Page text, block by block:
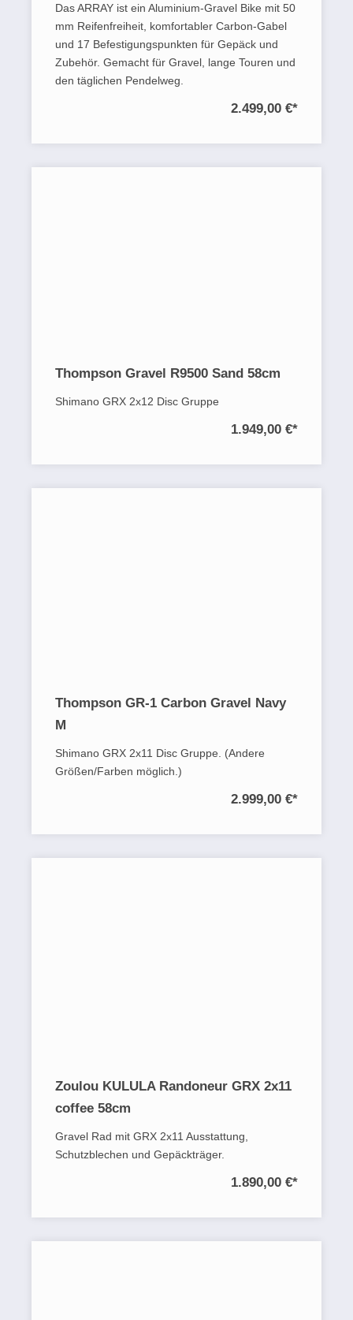
Das ARRAY ist ein Aluminium-Gravel Bike mit 50
mm Reifenfreiheit, komfortabler Carbon-Gabel
und 17 Befestigungspunkten für Gepäck und
Zubehör. Gemacht für Gravel, lange Touren und
den täglichen Pendelweg.
2.499,00 €*
Thompson Gravel R9500 Sand 58cm
Shimano GRX 2x12 Disc Gruppe
1.949,00 €*
Thompson GR-1 Carbon Gravel Navy
M
Shimano GRX 2x11 Disc Gruppe. (Andere
Größen/Farben möglich.)
2.999,00 €*
Zoulou KULULA Randoneur GRX 2x11
coffee 58cm
Gravel Rad mit GRX 2x11 Ausstattung,
Schutzblechen und Gepäckträger.
1.890,00 €*